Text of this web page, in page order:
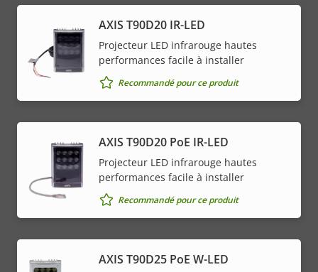
AXIS T90D20 IR-LED
Projecteur LED infrarouge hautes
performances facile à installer
Recommandé pour ce produit
AXIS T90D20 PoE IR-LED
Projecteur LED infrarouge hautes
performances facile à installer
Recommandé pour ce produit
AXIS T90D25 PoE W-LED